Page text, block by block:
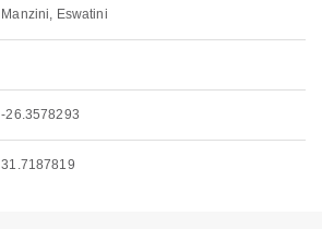
Manzini, Eswatini
-26.3578293
31.7187819